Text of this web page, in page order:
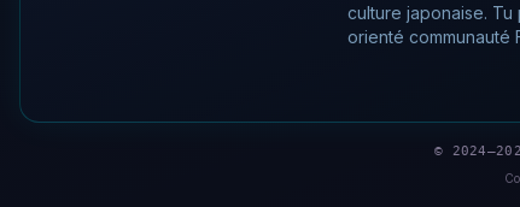
culture japonaise.
orienté communauté
©